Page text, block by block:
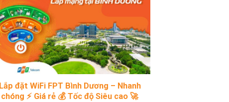
Lắp đặt WiFi FPT Bình Dương – Nhanh
chóng ⚡ Giá rẻ 💰 Tốc độ Siêu cao 🚀